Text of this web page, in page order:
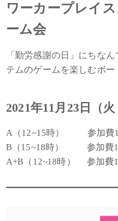
ワーカープレイ
ーム会
「勤労感謝の日」にちな
テムのゲームを楽しむボー
2021年11月23日（火
A（12~15時） 参加費1
B（15~18時） 参加費1
A+B（12~18時） 参加費1